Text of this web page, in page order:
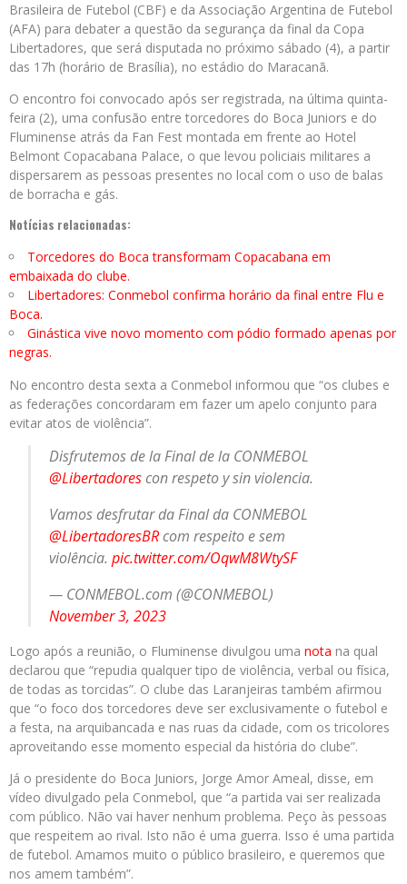
Brasileira de Futebol (CBF) e da Associação Argentina de Futebol
(AFA) para debater a questão da segurança da final da Copa
Libertadores, que será disputada no próximo sábado (4), a partir
das 17h (horário de Brasília), no estádio do Maracanã.
O encontro foi convocado após ser registrada, na última quinta-
feira (2), uma confusão entre torcedores do Boca Juniors e do
Fluminense atrás da Fan Fest montada em frente ao Hotel
Belmont Copacabana Palace, o que levou policiais militares a
dispersarem as pessoas presentes no local com o uso de balas
de borracha e gás.
Notícias relacionadas:
Torcedores do Boca transformam Copacabana em
embaixada do clube.
Libertadores: Conmebol confirma horário da final entre Flu e
Boca.
Ginástica vive novo momento com pódio formado apenas por
negras.
No encontro desta sexta a Conmebol informou que “os clubes e
as federações concordaram em fazer um apelo conjunto para
evitar atos de violência”.
Disfrutemos de la Final de la CONMEBOL
@Libertadorescon respeto y sin violencia.
Vamos desfrutar da Final da CONMEBOL
@LibertadoresBRcom respeito e sem
violência.pic.twitter.com/OqwM8WtySF
— CONMEBOL.com (@CONMEBOL)
November 3, 2023
Logo após a reunião, o Fluminense divulgou uma nota na qual
declarou que “repudia qualquer tipo de violência, verbal ou física,
de todas as torcidas”. O clube das Laranjeiras também afirmou
que “o foco dos torcedores deve ser exclusivamente o futebol e
a festa, na arquibancada e nas ruas da cidade, com os tricolores
aproveitando esse momento especial da história do clube”.
Já o presidente do Boca Juniors, Jorge Amor Ameal, disse, em
vídeo divulgado pela Conmebol, que “a partida vai ser realizada
com público. Não vai haver nenhum problema. Peço às pessoas
que respeitem ao rival. Isto não é uma guerra. Isso é uma partida
de futebol. Amamos muito o público brasileiro, e queremos que
nos amem também”.